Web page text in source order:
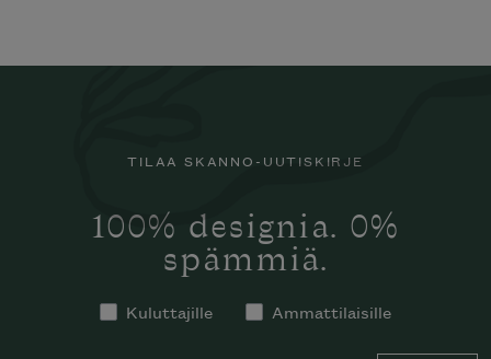
TILAA SKANNO-UUTISKIRJE
100% designia. 0%
spämmiä.
Kuluttajille Ammattilaisille